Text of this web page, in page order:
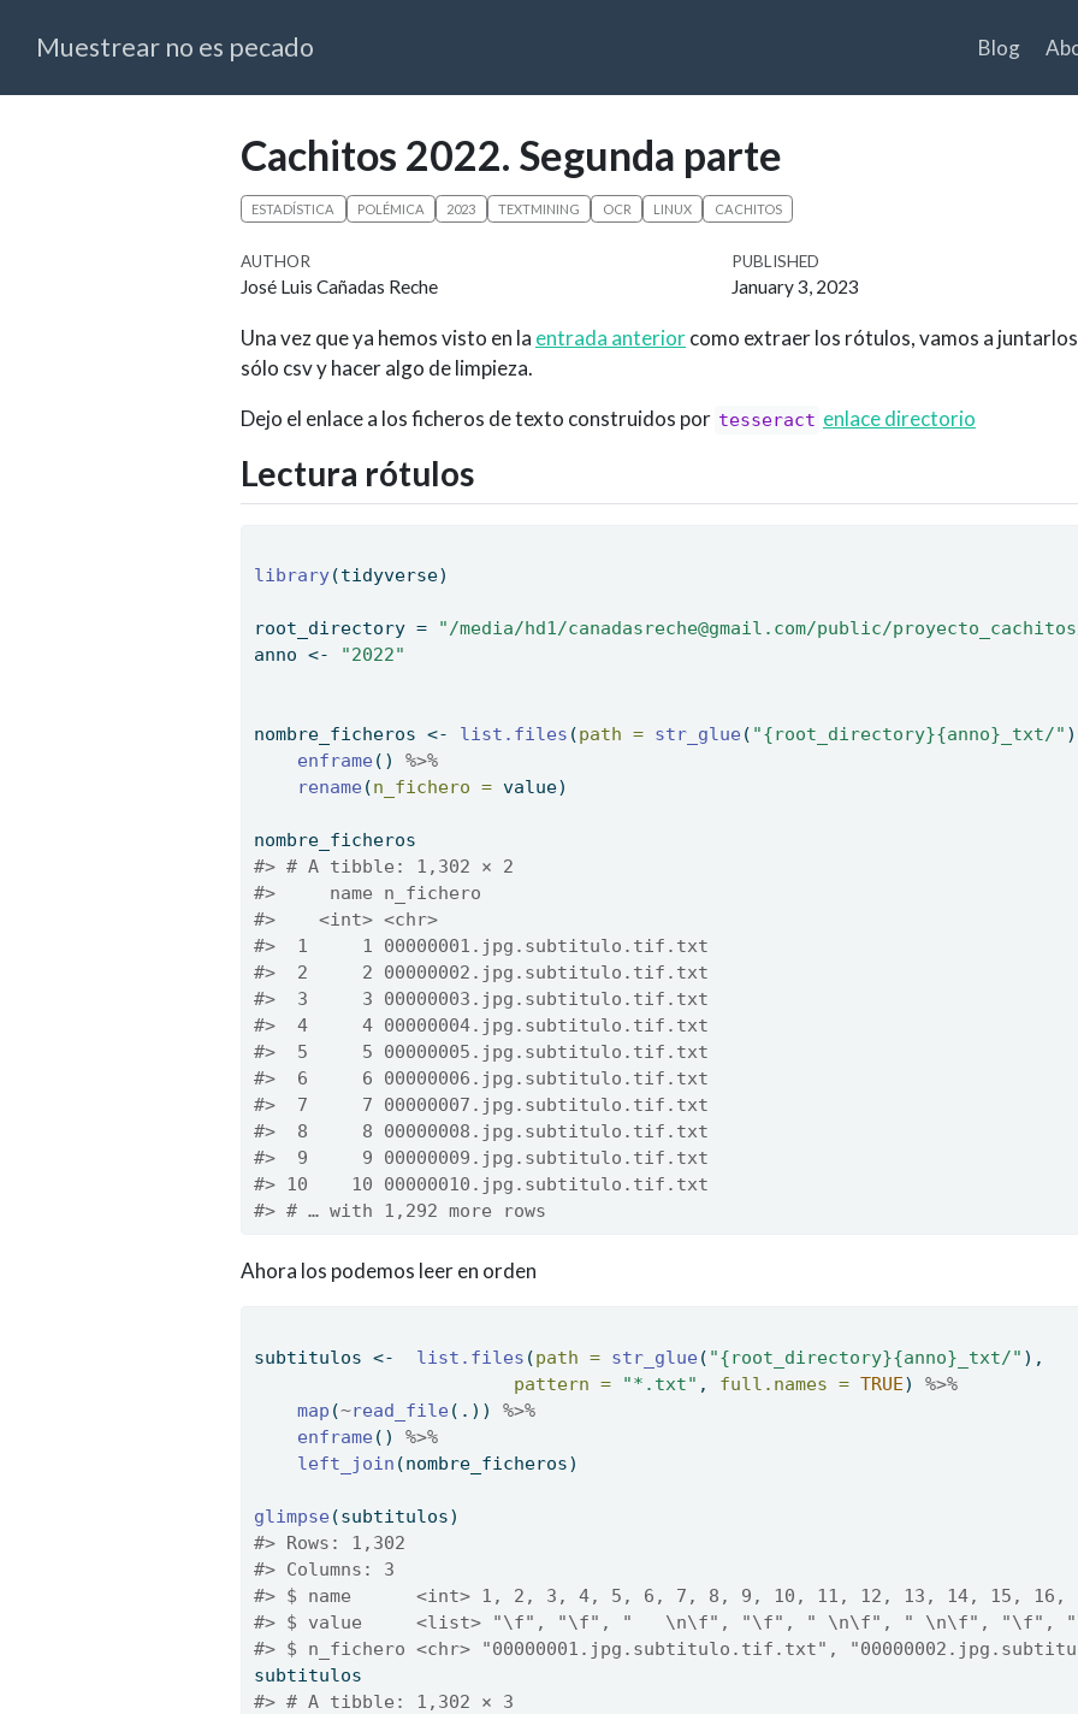
Muestrear no es pecado Blog
Cachitos 2022. Segunda parte
ESTADÍSTICA POLÉMICA 2023 TEXTMINING OCR LINUX CACHITOS
AUTHOR
José Luis Cañadas Reche
PUBLISHED
January 3, 2023
Una vez que ya hemos visto en la entrada anteriorcomo extraer los rótulos, vamos a
sólo csv y hacer algo de limpieza.
Dejo el enlace a los ficheros de texto construidos por tesseract enlace directorio
Lectura rótulos
library(tidyverse)
root_directory =
"/media/hd1/canadasreche@gmail.com/public/
anno <- "2022"
nombre_ficheros <- list.files (path = str_glue ( "{root_directory}{anno}_txt/"
enframe () %>%
rename (n_fichero = value)
nombre_ficheros
#> # A tibble: 1,302 × 2
#>     name n_fichero
#>    <int> <chr>
#>  1     1 00000001.jpg.subtitulo.tif.txt
#>  2     2 00000002.jpg.subtitulo.tif.txt
#>  3     3 00000003.jpg.subtitulo.tif.txt
#>  4     4 00000004.jpg.subtitulo.tif.txt
#>  5     5 00000005.jpg.subtitulo.tif.txt
#>  6     6 00000006.jpg.subtitulo.tif.txt
#>  7     7 00000007.jpg.subtitulo.tif.txt
#>  8     8 00000008.jpg.subtitulo.tif.txt
#>  9     9 00000009.jpg.subtitulo.tif.txt
#> 10    10 00000010.jpg.subtitulo.tif.txt
#> # … with 1,292 more rows
Ahora los podemos leer en orden
subtitulos <- list.files (path = str_glue ( "{root_directory}{anno}_txt/" ),
pattern =
"*.txt" , full.names = TRUE) %>%
map (~read_file (.)) %>%
enframe () %>%
left_join (nombre_ficheros)
glimpse (subtitulos)
#> Rows: 1,302
#> Columns: 3
#> $ name      <int> 1, 2, 3, 4, 5, 6, 7, 8, 9, 10, 11, 12, 13, 14, 15, 16,
#> $ value     <list> "\f", "\f", "   \n\f", "\f", " \n\f", " \n\f", "\f",
#> $ n_fichero <chr> "00000001.jpg.subtitulo.tif.txt",
subtitulos
#> # A tibble: 1,302 × 3